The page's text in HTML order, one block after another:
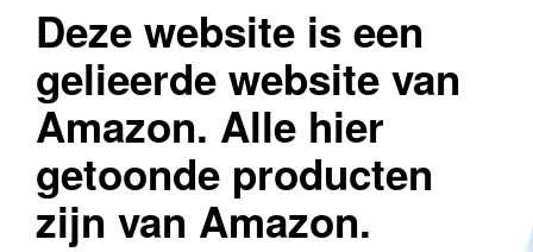
Deze website is een
gelieerde website van
Amazon. Alle hier
getoonde producten
zijn van Amazon.